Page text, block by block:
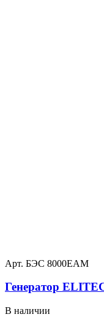
Арт. БЭС 8000ЕАМ
Генератор
В наличии